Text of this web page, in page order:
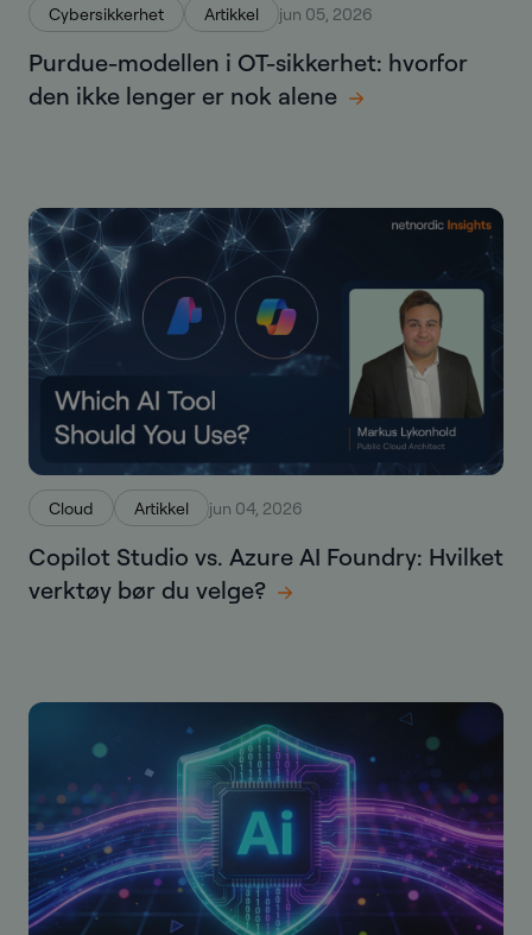
Cybersikkerhet Artikkel jun 05, 2026
Purdue-modellen i OT-sikkerhet: hvorfor
den ikke lenger er nok alene
Cloud Artikkel jun 04, 2026
Copilot Studio vs. Azure AI Foundry: Hvilket
verktøy bør du velge?